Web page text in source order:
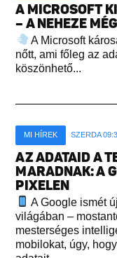
A MICROSOFT
– A NEHEZE
A Microsoft
nőtt, ami főleg az
köszönhető...
MI HÍREK SZERDA
AZ ADATAID A
MARADNAK: A
PIXELEN
A Google ismét
világában –
mesterséges
mobilokat, úgy,